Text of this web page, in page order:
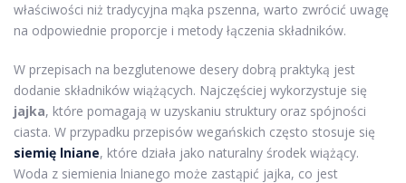
właściwości niż tradycyjna mąka pszenna, warto zwrócić uwagę
na odpowiednie proporcje i metody łączenia składników.
W przepisach na bezglutenowe desery dobrą praktyką jest
dodanie składników wiążących. Najczęściej wykorzystuje się
jajka, które pomagają w uzyskaniu struktury oraz spójności
ciasta. W przypadku przepisów wegańskich często stosuje się
siemię lniane, które działa jako naturalny środek wiążący.
Woda z siemienia lnianego może zastąpić jajka, co jest